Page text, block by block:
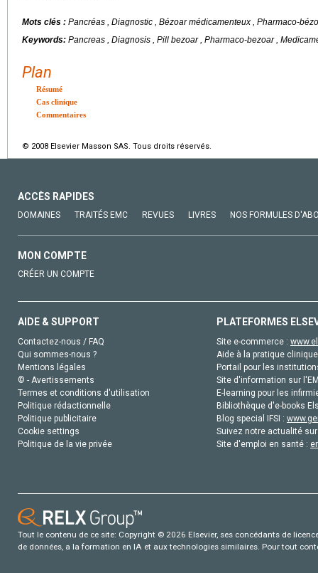
Mots clés : Pancréas , Diagnostic , Bézoar médicamenteux , Pharmaco-
Keywords: Pancreas , Diagnosis , Pill bezoar , Pharmaco-bezoar ,
Plan
Résumé
Cas clinique
Commentaires
© 2008 Elsevier Masson SAS. Tous droits réservés.
ACCÈS RAPIDES
DOMAINES TRAITÉS EMC REVUES LIVRES NOS FORMULES
MON COMPTE
CRÉER UN COMPTE
AIDE & SUPPORT
Contactez-nous / FAQ
Qui sommes-nous ?
Mentions légales
© - Avertissements
Termes et conditions d'utilisation
Politique rédactionnelle
Politique publicitaire
Cookie settings
Politique de la vie privée
PLATEFORMES
Site e-commerce :
Aide à la pratique
Portail pour les
Site d'information sur
E-learning pour les
Bibliothèque d'e-books
Blog special IFSI :
Suivez notre actualité
Site d'emploi en santé :
Tout le contenu de ce site: Copyright © 2026 Elsevier, ses concédants de
de données, a la formation en IA et aux technologies similaires. Pour tout